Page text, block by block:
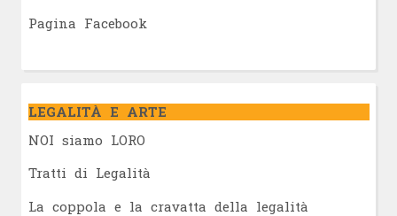
Pagina Facebook
LEGALITÀ E ARTE
NOI siamo LORO
Tratti di Legalità
La coppola e la cravatta della legalità